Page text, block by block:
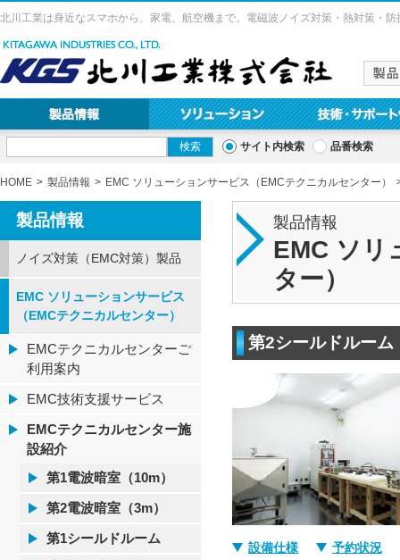
北川工業は身近なスマホから、家電、航空機まで。電磁波ノイズ対策・熱対策・
サイト内検索 品番検索
HOME 製品情報 EMC ソリューションサービス（EMCテクニカルセンター）
製品情報
EMC ソリ
ター）
第2シールドルーム
設備仕様 予約状況
製品情報
ノイズ対策（EMC対策）製品
EMC ソリューションサービス
（EMCテクニカルセンター）
EMCテクニカルセンターご
利用案内
EMC技術支援サービス
EMCテクニカルセンター施
設紹介
第1電波暗室（10m）
第2電波暗室（3m）
第1シールドルーム